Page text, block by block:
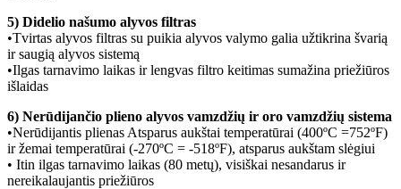
5) Didelio našumo alyvos filtras
•Tvirtas alyvos filtras su puikia alyvos valymo galia užtikrina švarią
ir saugią alyvos sistemą
•Ilgas tarnavimo laikas ir lengvas filtro keitimas sumažina priežiūros
išlaidas
6) Nerūdijančio plieno alyvos vamzdžių ir oro vamzdžių sistema
•Nerūdijantis plienas Atsparus aukštai temperatūrai (400ºC =752ºF)
ir žemai temperatūrai (-270ºC = -518ºF), atsparus aukštam slėgiui
• Itin ilgas tarnavimo laikas (80 metų), visiškai nesandarus ir
nereikalaujantis priežiūros